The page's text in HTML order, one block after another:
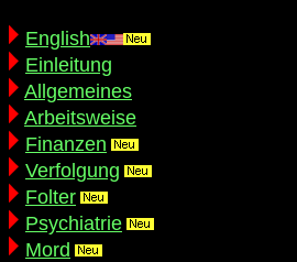
English
Einleitung
Allgemeines
Arbeitsweise
Finanzen
Verfolgung
Folter
Psychiatrie
Mord